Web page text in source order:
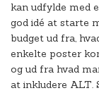
kan udfylde med
god idé at starte
budget ud fra,
enkelte poster
og ud fra hvad
at inkludere ALT.